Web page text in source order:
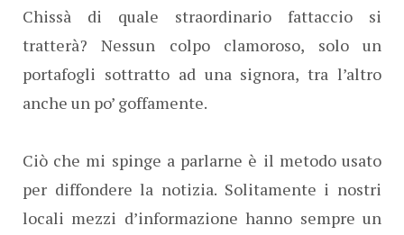
Chissà di quale straordinario fattaccio si
tratterà? Nessun colpo clamoroso, solo un
portafogli sottratto ad una signora, tra l’altro
anche un po’ goffamente.
Ciò che mi spinge a parlarne è il metodo usato
per diffondere la notizia. Solitamente i nostri
locali mezzi d’informazione hanno sempre un